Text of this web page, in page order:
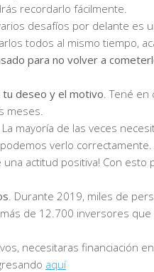
recordarlo fácilmente.
desafíos por delante
todos al mismo tiempo,
para no volver a
tu deseo y el motivo . Tené
meses.
. La mayoría de las veces
verlo correctamente.
una actitud positiva! Con
. Durante 2019, miles de
de 12.700 inversores
necesitaras financiación
aquí